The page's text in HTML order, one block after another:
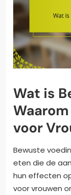
Wat is
voor
Bewuste
eten die de
hun effecten
voor vrouwen